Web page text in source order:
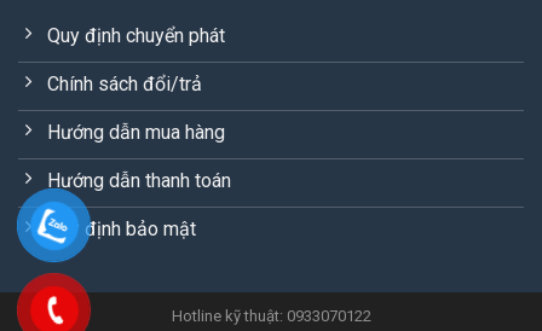
Quy định chuyển phát
Chính sách đổi/trả
Hướng dẫn mua hàng
Hướng dẫn thanh toán
Quy định bảo mật
Hotline kỹ thuật: 0933070122